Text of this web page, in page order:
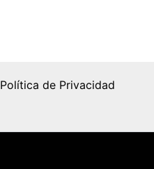
Política de Privacidad